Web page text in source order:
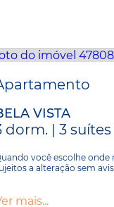
VISTA
dorm. | 3 suítes
você escolhe
a alteração sem
mais...